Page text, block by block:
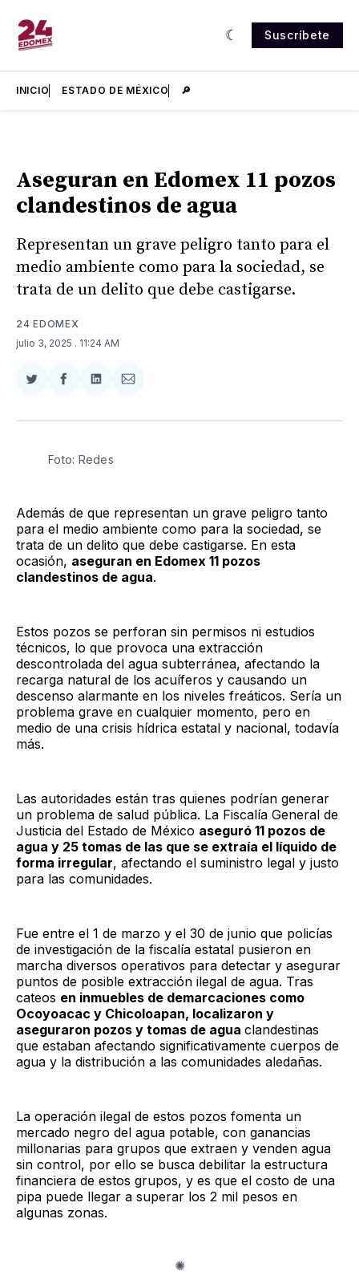
Suscríbete
INICIO ESTADO DE MÉXICO 🔎
Aseguran en Edomex 11 pozos
clandestinos de agua
Representan un grave peligro tanto para el
medio ambiente como para la sociedad, se
trata de un delito que debe castigarse.
24 EDOMEX
julio 3, 2025 . 11:24 AM
Compartir
Twitter
Compartir
Facebook
Compartir
LinkedIn
Compartir
Email
Foto: Redes
Además de que representan un grave peligro tanto
para el medio ambiente como para la sociedad, se
trata de un delito que debe castigarse. En esta
ocasión, aseguran en Edomex 11 pozos
clandestinos de agua.
Estos pozos se perforan sin permisos ni estudios
técnicos, lo que provoca una extracción
descontrolada del agua subterránea, afectando la
recarga natural de los acuíferos y causando un
descenso alarmante en los niveles freáticos. Sería un
problema grave en cualquier momento, pero en
medio de una crisis hídrica estatal y nacional, todavía
más.
Las autoridades están tras quienes podrían generar
un problema de salud pública. La Fiscalía General de
Justicia del Estado de México aseguró 11 pozos de
agua y 25 tomas de las que se extraía el líquido de
forma irregular, afectando el suministro legal y justo
para las comunidades.
Fue entre el 1 de marzo y el 30 de junio que policías
de investigación de la fiscalía estatal pusieron en
marcha diversos operativos para detectar y asegurar
puntos de posible extracción ilegal de agua. Tras
cateos en inmuebles de demarcaciones como
Ocoyoacac y Chicoloapan, localizaron y
aseguraron pozos y tomas de agua clandestinas
que estaban afectando significativamente cuerpos de
agua y la distribución a las comunidades aledañas.
La operación ilegal de estos pozos fomenta un
mercado negro del agua potable, con ganancias
millonarias para grupos que extraen y venden agua
sin control, por ello se busca debilitar la estructura
financiera de estos grupos, y es que el costo de una
pipa puede llegar a superar los 2 mil pesos en
algunas zonas.